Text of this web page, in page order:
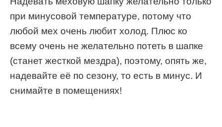
при минусовой температуре, потому что
любой мех очень любит холод. Плюс ко
всему очень не желательно потеть в шапке
(станет жесткой мездра), поэтому, опять же,
надевайте её по сезону, то есть в минус. И
снимайте в помещениях!